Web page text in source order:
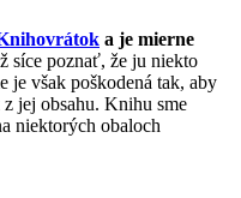
a je mierne
síce poznať, že ju niekto
je však poškodená tak, aby
jej obsahu. Knihu sme
niektorých obaloch